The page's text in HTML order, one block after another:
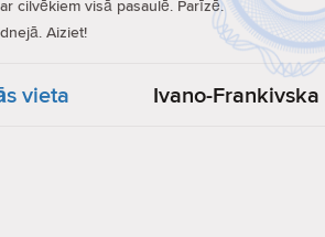
cilvēkiem visā pasaulē. Parīzē.
Aiziet!
vieta Ivano-Frankivska